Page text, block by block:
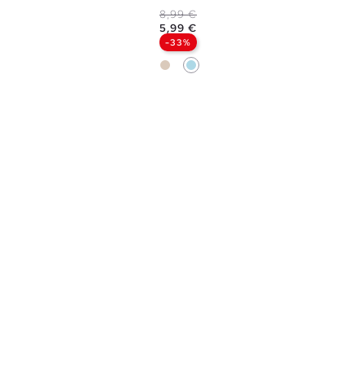
XS
S
M
L
MI CESTA
Precio base
8,99 €Precio
5,99 €
-33%
Blanco Roto
Azul Claro